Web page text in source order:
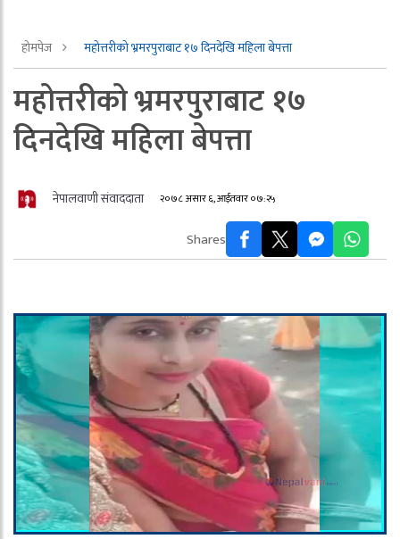
होमपेज महोत्तरीको भ्रमरपुराबाट १७ दिनदेखि महिला बेपत्ता
महोत्तरीको भ्रमरपुराबाट १७
दिनदेखि महिला बेपत्ता
नेपालवाणी संवाददाता २०७८ असार ६, आईतवार ०७:२५
Shares